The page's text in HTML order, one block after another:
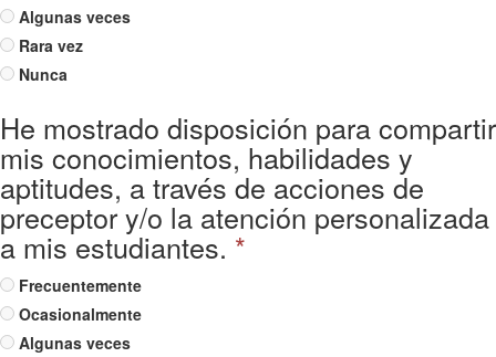
Algunas veces
Rara vez
Nunca
He mostrado disposición para compartir
mis conocimientos, habilidades y
aptitudes, a través de acciones de
preceptor y/o la atención personalizada
a mis estudiantes. *
Frecuentemente
Ocasionalmente
Algunas veces